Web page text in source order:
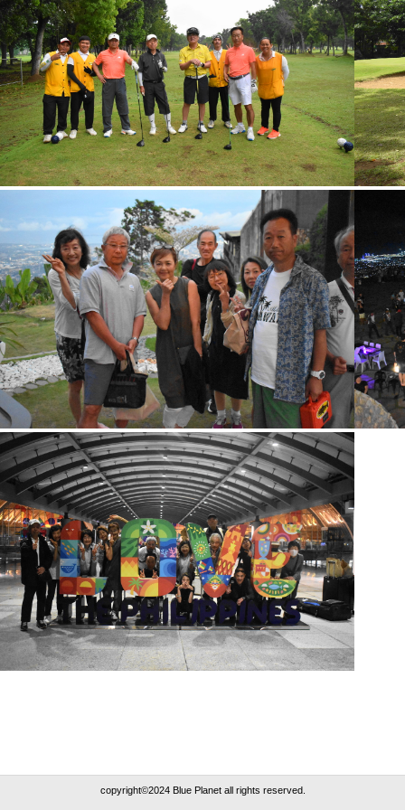
copyright©2024 Blue Planet all rights reserved.